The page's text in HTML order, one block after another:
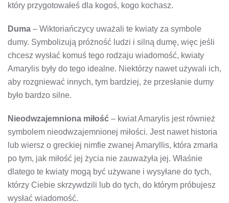
który przygotowałeś dla kogoś, kogo kochasz.
Duma – Wiktoriańczycy uważali te kwiaty za symbole
dumy. Symbolizują próżność ludzi i silną dumę, więc jeśli
chcesz wysłać komuś tego rodzaju wiadomość, kwiaty
Amarylis były do ​​tego idealne. Niektórzy nawet używali ich,
aby rozgniewać innych, tym bardziej, że przesłanie dumy
było bardzo silne.
Nieodwzajemniona miłość – kwiat Amarylis jest również
symbolem nieodwzajemnionej miłości. Jest nawet historia
lub wiersz o greckiej nimfie zwanej Amaryllis, która zmarła
po tym, jak miłość jej życia nie zauważyła jej. Właśnie
dlatego te kwiaty mogą być używane i wysyłane do tych,
którzy Ciebie skrzywdzili lub do tych, do którym próbujesz
wysłać wiadomość.